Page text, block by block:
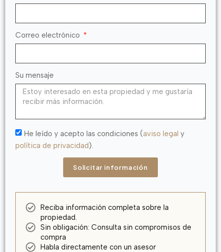
Correo electrónico
Su mensaje
He leído y acepto las condiciones (aviso legal y
política de privacidad).
Solicitar información
Reciba información completa sobre la
propiedad.
Sin obligación: Consulta sin compromisos de
compra
Habla directamente con un asesor